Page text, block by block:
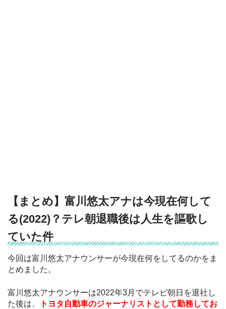
【まとめ】富川悠太アナは今現在何して
る(2022)？テレ朝退職後は人生を謳歌し
ていた件
今回は富川悠太アナウンサーが今現在何をしてるのかをま
とめました。
富川悠太アナウンサーは2022年3月でテレビ朝日を退社し
た後は、
トヨタ自動車のジャーナリストとして勤務してお